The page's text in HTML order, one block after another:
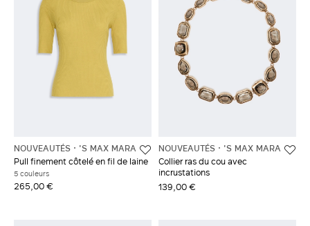
NOUVEAUTÉS
'S MAX MARA
Pull finement côtelé en fil de laine
5 couleurs
265,00 €
NOUVEAUTÉS
'S MAX MARA
Collier ras du cou avec
incrustations
139,00 €